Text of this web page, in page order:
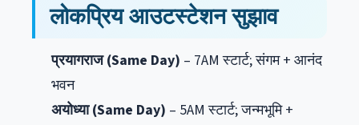
लोकप्रिय आउटस्टेशन सुझाव
प्रयागराज (Same Day) – 7AM स्टार्ट; संगम + आनंद
भवन
अयोध्या (Same Day) – 5AM स्टार्ट; जन्मभूमि +